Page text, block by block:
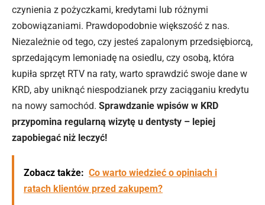
czynienia z pożyczkami, kredytami lub różnymi
zobowiązaniami. Prawdopodobnie większość z nas.
Niezależnie od tego, czy jesteś zapalonym przedsiębiorcą,
sprzedającym lemoniadę na osiedlu, czy osobą, która
kupiła sprzęt RTV na raty, warto sprawdzić swoje dane w
KRD, aby uniknąć niespodzianek przy zaciąganiu kredytu
na nowy samochód. Sprawdzanie wpisów w KRD
przypomina regularną wizytę u dentysty – lepiej
zapobiegać niż leczyć!
Zobacz także: Co warto wiedzieć o opiniach i
ratach klientów przed zakupem?